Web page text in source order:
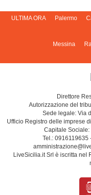
ULTIMA ORA Palermo
Messina
Direttore
Autorizzazione del
Sede legale: Via
Ufficio Registro delle imprese
Capitale Sociale:
Tel.:
LiveSicilia.it Srl è iscritta nel